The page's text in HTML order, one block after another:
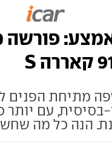
עם יותר
הנה כל מה